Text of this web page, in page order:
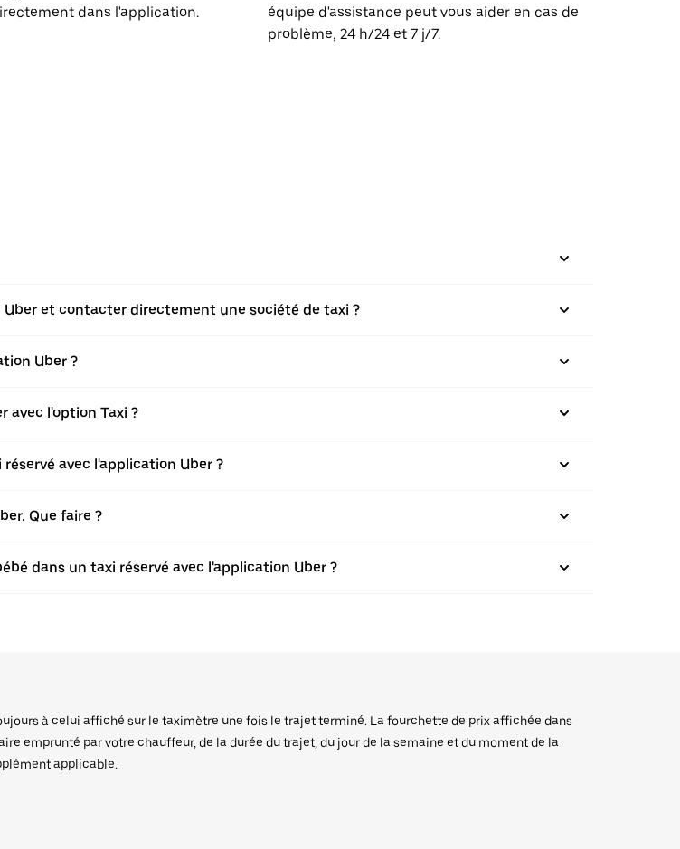
dans l'application.
équipe d'assistance peut vous aider en cas de
problème, 24 h/24 et 7 j/7.
et contacter directement une société de taxi ?
Uber ?
avec l'option Taxi ?
avec l'application Uber ?
Que faire ?
dans un taxi réservé avec l'application Uber ?
à celui affiché sur le taximètre une fois le trajet terminé. La fourchette de prix affichée dans
emprunté par votre chauffeur, de la durée du trajet, du jour de la semaine et du moment de la
applicable.